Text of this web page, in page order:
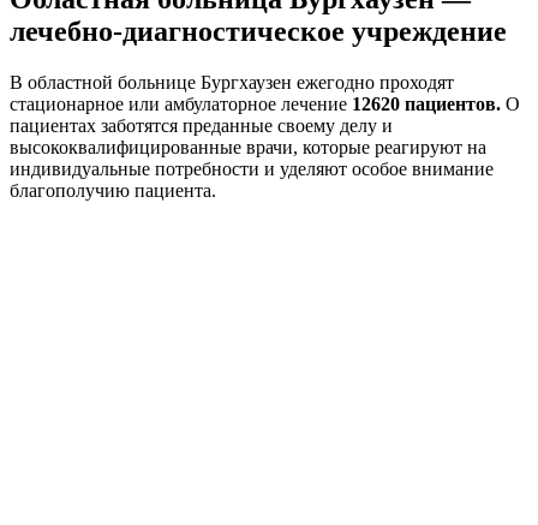
лечебно-диагностическое учреждение
В областной больнице Бургхаузен ежегодно проходят
стационарное или амбулаторное лечение 12620 пациентов. О
пациентах заботятся преданные своему делу и
высококвалифицированные врачи, которые реагируют на
индивидуальные потребности и уделяют особое внимание
благополучию пациента.